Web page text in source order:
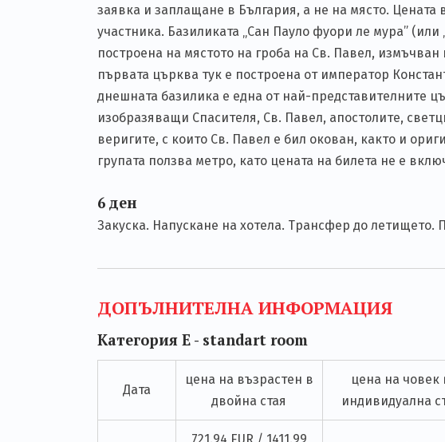
заявка и заплащане в България, а не на място.
участника. Базиликата „Сан Пауло фуори ле мура”
построена на мястото на гроба на Св. Павел,
първата църква тук е построена от император
днешната базилика е една от най-представителните
изобразяващи Спасителя, Св. Павел, апостолите,
веригите, с които Св. Павел е бил окован, както и
групата ползва метро, като цената на билета не е
6 ден
Закуска. Напускане на хотела. Трансфер до летището.
ДОПЪЛНИТЕЛНА ИНФОРМАЦИЯ
Категория E - standart room
Дата
цена на възрастен в
двойна стая
цена на човек
индивидуална